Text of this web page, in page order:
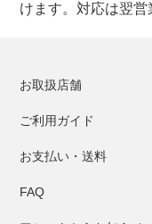
けます。対応は翌営
お取扱店舗
ご利用ガイド
お支払い・送料
FAQ